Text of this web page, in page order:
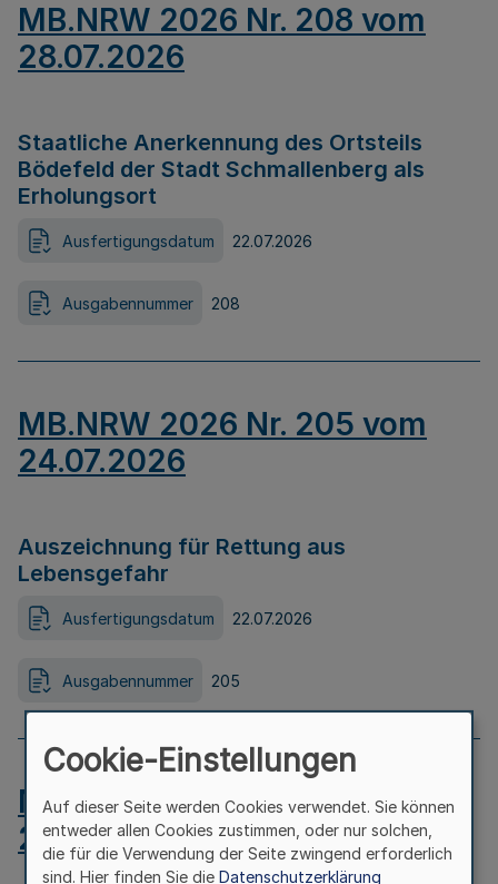
MB.NRW 2026 Nr. 208 vom
28.07.2026
Staatliche Anerkennung des Ortsteils
Bödefeld der Stadt Schmallenberg als
Erholungsort
Ausfertigungsdatum 22.07.2026
Ausgabennummer 208
MB.NRW 2026 Nr. 205 vom
24.07.2026
Auszeichnung für Rettung aus
Lebensgefahr
Ausfertigungsdatum 22.07.2026
Ausgabennummer 205
MB.NRW 2026 Nr. 204 vom
24.07.2026
Cookie-Einstellungen
Auf dieser Seite werden Cookies verwendet. Sie können
entweder allen Cookies zustimmen, oder nur solchen,
die für die Verwendung der Seite zwingend erforderlich
sind. Hier finden Sie die Datenschutzerklärung